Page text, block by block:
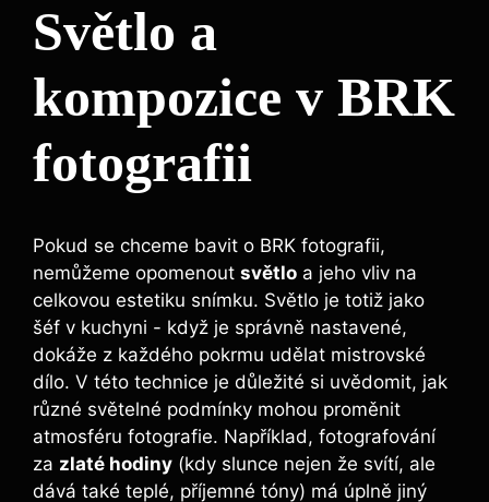
Světlo a
kompozice v‍ BRK
fotografii
Pokud se ‍chceme ​bavit o⁤ BRK fotografii,
nemůžeme opomenout světlo a‍ jeho ‍vliv na
celkovou estetiku snímku. Světlo​ je totiž jako
šéf v kuchyni ‌- když‍ je‍ správně nastavené,
dokáže z každého pokrmu udělat mistrovské ​
dílo. V této technice je⁢ důležité si uvědomit, jak‌
různé světelné podmínky mohou proměnit
atmosféru ​fotografie. Například,‌ fotografování
‍za zlaté hodiny (kdy slunce nejen ‌že‌ svítí, ale
⁣dává⁣ také teplé, příjemné tóny) má úplně jiný